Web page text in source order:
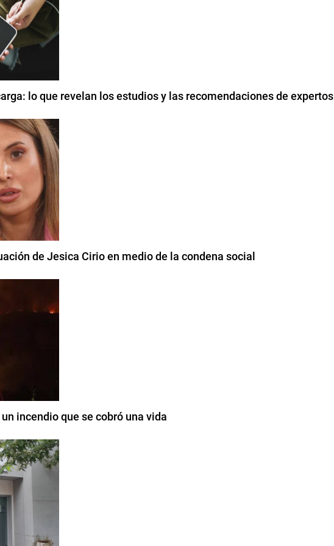
lo que revelan los estudios y las recomendaciones de expertos
de Jesica Cirio en medio de la condena social
incendio que se cobró una vida